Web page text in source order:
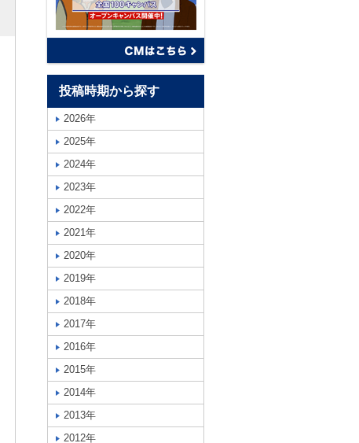
投稿時期から探す
2026年
2025年
2024年
2023年
2022年
2021年
2020年
2019年
2018年
2017年
2016年
2015年
2014年
2013年
2012年